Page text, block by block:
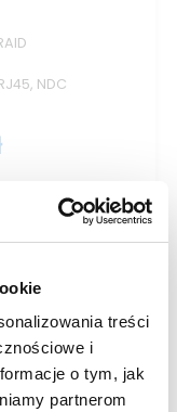
treści
i
o tym, jak
partnerom
NDC